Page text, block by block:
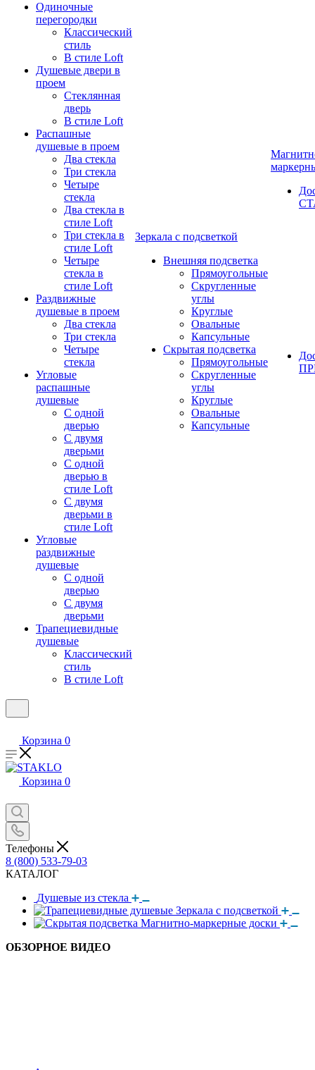
Одиночные
перегородки
Классический
стиль
В стиле Loft
Душевые двери в
проем
Стеклянная
дверь
В стиле Loft
Распашные
душевые в проем
Два стекла
Три стекла
Четыре
стекла
Два стекла в
стиле Loft
Три стекла в
стиле Loft
Четыре
стекла в
стиле Loft
Раздвижные
душевые в проем
Два стекла
Три стекла
Четыре
стекла
Угловые
распашные
душевые
С одной
дверью
С двумя
дверьми
С одной
дверью в
стиле Loft
С двумя
дверьми в
стиле Loft
Угловые
раздвижные
душевые
С одной
дверью
С двумя
дверьми
Трапециевидные
душевые
Классический
стиль
В стиле Loft
Зеркала с подсветкой
Внешняя подсветка
Прямоугольные
Скругленные
углы
Круглые
Овальные
Капсульные
Скрытая подсветка
Прямоугольные
Скругленные
углы
Круглые
Овальные
Капсульные
Корзина 0
Корзина 0
Телефоны
8 (800) 533-79-03
КАТАЛОГ
Душевые из стекла
Зеркала с подсветкой
Магнитно-маркерные доски
ОБЗОРНОЕ ВИДЕО